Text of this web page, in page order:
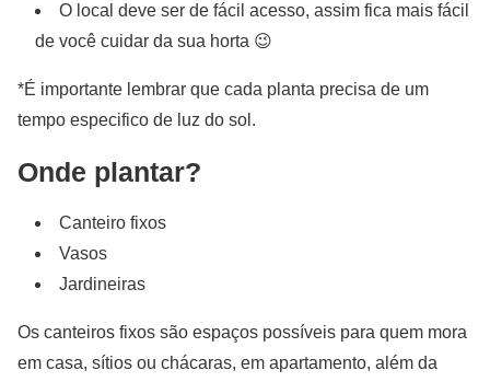
O local deve ser de fácil acesso, assim fica mais fácil
de você cuidar da sua horta 😉
*É importante lembrar que cada planta precisa de um
tempo especifico de luz do sol.
Onde plantar?
Canteiro fixos
Vasos
Jardineiras
Os canteiros fixos são espaços possíveis para quem mora
em casa, sítios ou chácaras, em apartamento, além da